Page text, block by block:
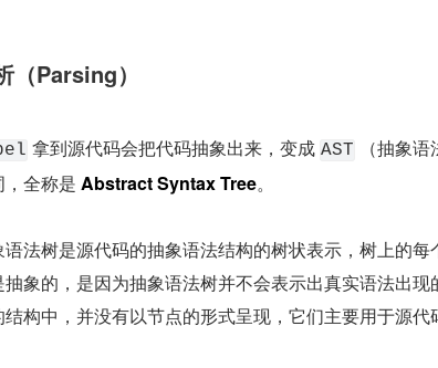
（Parsing）
拿到源代码会把代码抽象出来，变成 AST
（抽象
，全称是 Abstract Syntax Tree。
语法树是源代码的抽象语法结构的树状表示，树上的
抽象的，是因为抽象语法树并不会表示出真实语法出
构中，并没有以节点的形式呈现，它们主要用于源代